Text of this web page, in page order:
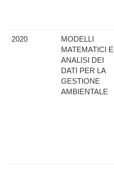
2020
MODELLI
MATEMATICI E
ANALISI DEI
DATI PER LA
GESTIONE
AMBIENTALE